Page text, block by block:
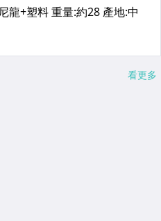
看更多